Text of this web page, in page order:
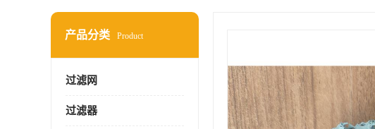
产品分类 Product
过滤网
过滤器